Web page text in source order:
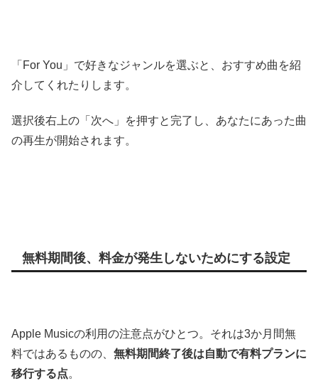
「For You」で好きなジャンルを選ぶと、おすすめ曲を紹
介してくれたりします。
選択後右上の「次へ」を押すと完了し、あなたにあった曲
の再生が開始されます。
無料期間後、料金が発生しないためにする設定
Apple Musicの利用の注意点がひとつ。それは3か月間無
料ではあるものの、 無料期間終了後は自動で有料プランに
移行する点。